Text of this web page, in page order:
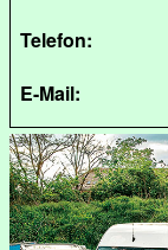
Telefon:
E-Mail: